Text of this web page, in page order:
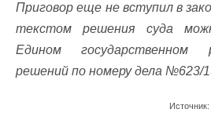
Приговор еще не вступил в
текстом решения суда
Едином государственном
решений по номеру дела №623/